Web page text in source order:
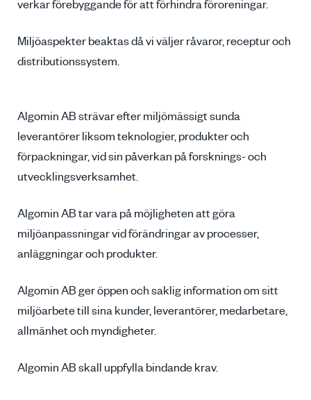
verkar förebyggande för att förhindra föroreningar.
Miljöaspekter beaktas då vi väljer råvaror, receptur och
distributionssystem.
Algomin AB strävar efter miljömässigt sunda
leverantörer liksom teknologier, produkter och
förpackningar, vid sin påverkan på forsknings- och
utvecklingsverksamhet.
Algomin AB tar vara på möjligheten att göra
miljöanpassningar vid förändringar av processer,
anläggningar och produkter.
Algomin AB ger öppen och saklig information om sitt
miljöarbete till sina kunder, leverantörer, medarbetare,
allmänhet och myndigheter.
Algomin AB skall uppfylla bindande krav.